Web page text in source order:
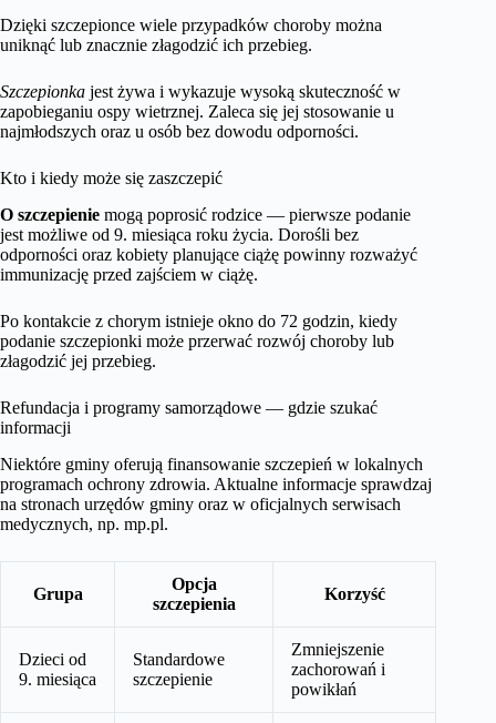
Dzięki szczepionce wiele przypadków choroby można
uniknąć lub znacznie złagodzić ich przebieg.
Szczepionka jest żywa i wykazuje wysoką skuteczność w
zapobieganiu ospy wietrznej. Zaleca się jej stosowanie u
najmłodszych oraz u osób bez dowodu odporności.
Kto i kiedy może się zaszczepić
O szczepienie mogą poprosić rodzice — pierwsze podanie
jest możliwe od 9. miesiąca roku życia. Dorośli bez
odporności oraz kobiety planujące ciążę powinny rozważyć
immunizację przed zajściem w ciążę.
Po kontakcie z chorym istnieje okno do 72 godzin, kiedy
podanie szczepionki może przerwać rozwój choroby lub
złagodzić jej przebieg.
Refundacja i programy samorządowe — gdzie szukać
informacji
Niektóre gminy oferują finansowanie szczepień w lokalnych
programach ochrony zdrowia. Aktualne informacje sprawdzaj
na stronach urzędów gminy oraz w oficjalnych serwisach
medycznych, np. mp.pl.
Grupa
Opcja
szczepienia
Korzyść
Dzieci od
9. miesiąca
Standardowe
szczepienie
Zmniejszenie
zachorowań i
powikłań